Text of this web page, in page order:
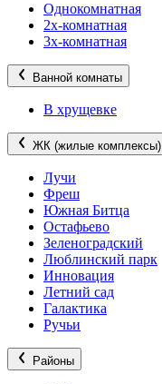
Однокомнатная
2х-комнатная
3х-комнатная
Ванной комнаты
В хрущевке
ЖК (жилые комплексы)
Лучи
Фреш
Южная Битца
Остафьево
Зеленоградский
Люблинский парк
Инновация
Летний сад
Галактика
Ручьи
Районы